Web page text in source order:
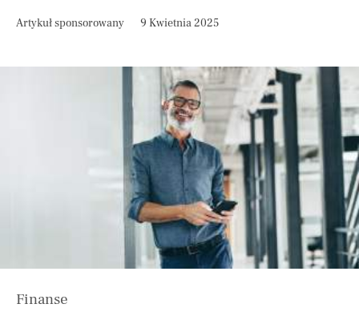
Artykuł sponsorowany 9 Kwietnia 2025
Finanse